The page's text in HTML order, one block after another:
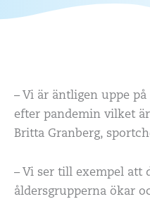
– Vi är äntligen uppe
efter pandemin vilket
Britta Granberg,
– Vi ser till exempel att
åldersgrupperna ökar